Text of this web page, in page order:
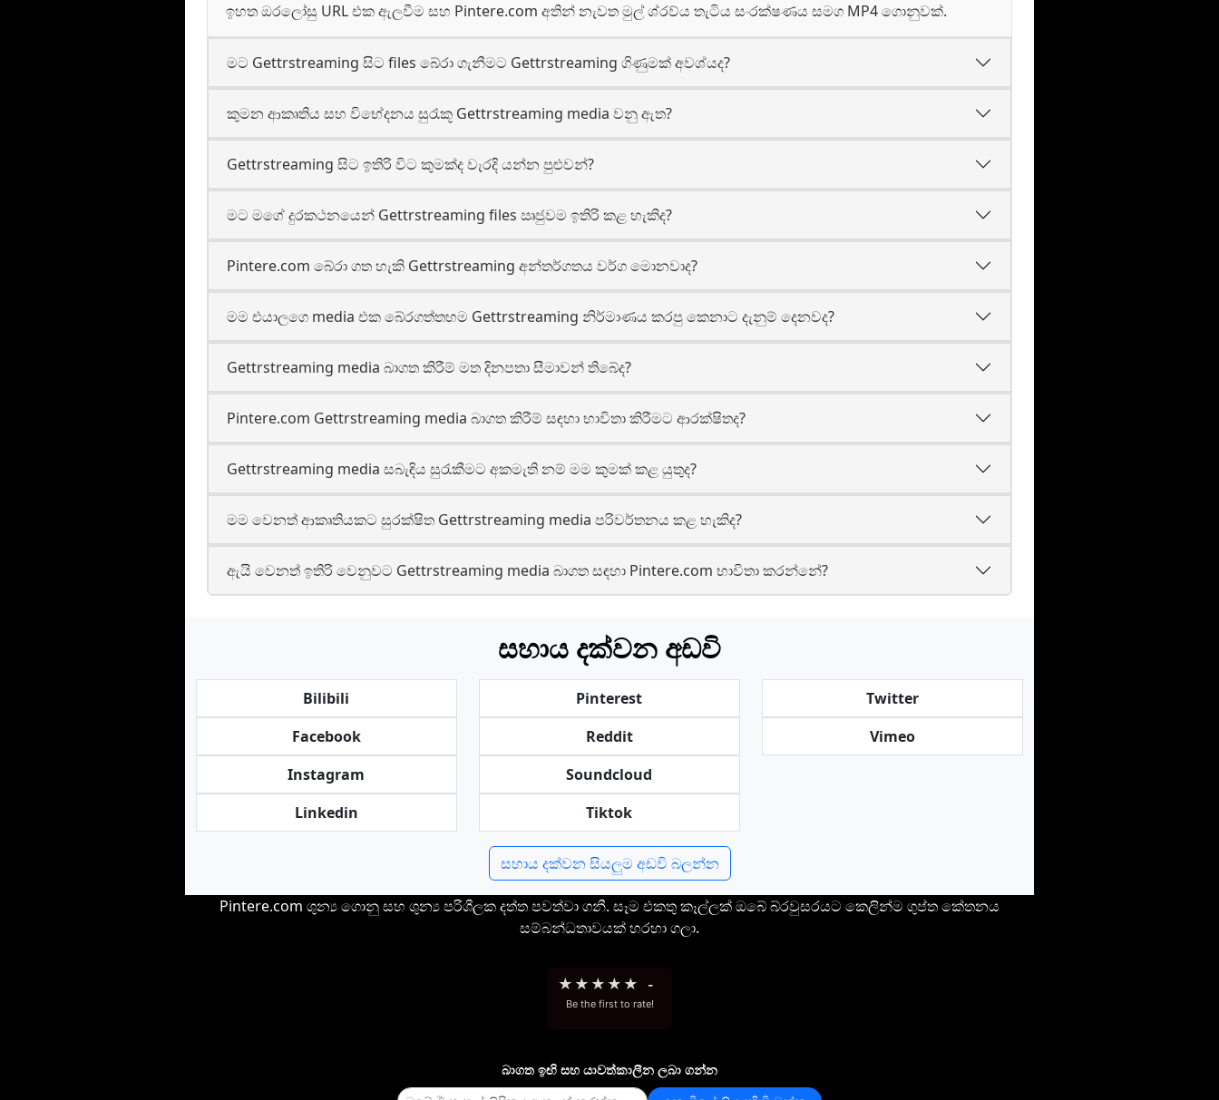
ඉහත ඔරලෝසු URL එක ඇලවීම සහ Pintere.com අතින් නැවත මුල් ශ්රව්ය තැටිය සංරක්ෂණය සමග MP4 ගොනුවක්.
මට Gettrstreaming සිට files බේරා ගැනීමට Gettrstreaming ගිණුමක් අවශ්යද?
කුමන ආකෘතිය සහ විභේදනය සුරැකූ Gettrstreaming media වනු ඇත?
Gettrstreaming සිට ඉතිරි විට කුමක්ද වැරදි යන්න පුළුවන්?
මට මගේ දුරකථනයෙන් Gettrstreaming files ඍජුවම ඉතිරි කළ හැකිද?
Pintere.com බේරා ගත හැකි Gettrstreaming අන්තර්ගතය වර්ග මොනවාද?
මම එයාලගෙ media එක බේරගත්තහම Gettrstreaming නිර්මාණය කරපු කෙනාට දැනුම් දෙනවද?
Gettrstreaming media බාගත කිරීම් මත දිනපතා සීමාවන් තිබේද?
Pintere.com Gettrstreaming media බාගත කිරීම් සඳහා භාවිතා කිරීමට ආරක්ෂිතද?
Gettrstreaming media සබැඳිය සුරැකීමට අකමැති නම් මම කුමක් කළ යුතුද?
මම වෙනත් ආකෘතියකට සුරක්ෂිත Gettrstreaming media පරිවර්තනය කළ හැකිද?
ඇයි වෙනත් ඉතිරි වෙනුවට Gettrstreaming media බාගත සඳහා Pintere.com භාවිතා කරන්නේ?
සහාය දක්වන අඩවි
Bilibili
Facebook
Instagram
Linkedin
Pinterest
Reddit
Soundcloud
Tiktok
Twitter
Vimeo
සහාය දක්වන සියලුම අඩවි බලන්න
Pintere.com ශුන්‍ය ගොනු සහ ශුන්‍ය පරිශීලක දත්ත පවත්වා ගනී. සෑම එකතු කෑල්ලක් ඔබේ බ්රවුසරයට කෙලින්ම ගුප්ත කේතනය
සම්බන්ධතාවයක් හරහා ගලා.
★ ★ ★ ★ ★ -
Be the first to rate!
බාගත ඉඟි සහ යාවත්කාලීන ලබා ගන්න